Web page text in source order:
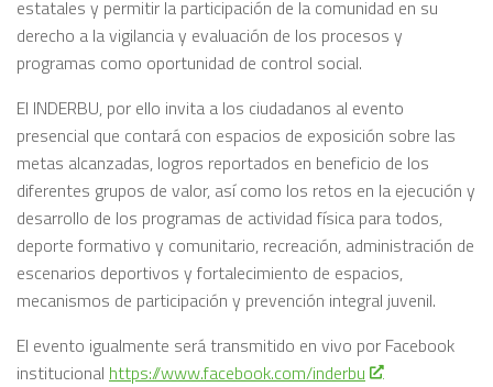
estatales y permitir la participación de la comunidad en su
derecho a la vigilancia y evaluación de los procesos y
programas como oportunidad de control social.
El INDERBU, por ello invita a los ciudadanos al evento
presencial que contará con espacios de exposición sobre las
metas alcanzadas, logros reportados en beneficio de los
diferentes grupos de valor, así como los retos en la ejecución y
desarrollo de los programas de actividad física para todos,
deporte formativo y comunitario, recreación, administración de
escenarios deportivos y fortalecimiento de espacios,
mecanismos de participación y prevención integral juvenil.
El evento igualmente será transmitido en vivo por Facebook
institucional https://www.facebook.com/inderbu